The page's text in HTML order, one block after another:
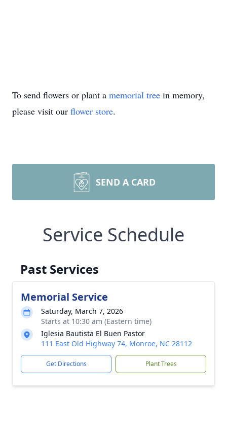
To send flowers or plant a memorial tree in memory,
please visit our flower store.
SEND A CARD
Service Schedule
Past Services
Memorial Service
Saturday, March 7, 2026
Starts at 10:30 am (Eastern time)
Iglesia Bautista El Buen Pastor
111 East Old Highway 74, Monroe, NC 28112
Get Directions Plant Trees